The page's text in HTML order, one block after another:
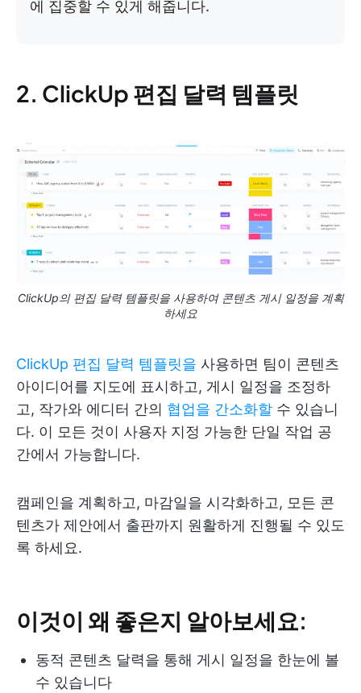
에 집중할 수 있게 해줍니다.
2. ClickUp 편집 달력 템플릿
ClickUp의 편집 달력 템플릿을 사용하여 콘텐츠 게시 일정을 계획
하세요
ClickUp 편집 달력 템플릿을 사용하면 팀이 콘텐츠
아이디어를 지도에 표시하고, 게시 일정을 조정하
고, 작가와 에디터 간의 협업을 간소화할 수 있습니
다. 이 모든 것이 사용자 지정 가능한 단일 작업 공
간에서 가능합니다.
캠페인을 계획하고, 마감일을 시각화하고, 모든 콘
텐츠가 제안에서 출판까지 원활하게 진행될 수 있도
록 하세요.
이것이 왜 좋은지 알아보세요:
동적 콘텐츠 달력을 통해 게시 일정을 한눈에 볼
수 있습니다